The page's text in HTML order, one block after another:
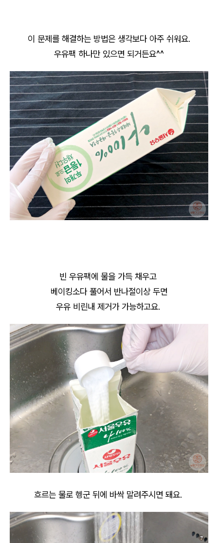
이 문제를 해결하는 방법은 생각보다 아주 쉬워요.
우유팩 하나만 있으면 되거든요^^
빈 우유팩에 물을 가득 채우고
베이킹소다 풀어서 반나절이상 두면
우유 비린내 제거가 가능하고요.
흐르는 물로 헹군 뒤에 바싹 말려주시면 돼요.